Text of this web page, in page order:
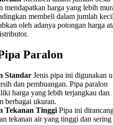
mendapatkan harga yang lebih
membeli dalam jumlah
oleh adanya potongan harga
Paralon
Standar Jenis pipa ini digunakan
dan pembuangan. Pipa paralon
harga yang lebih terjangkau dan
berbagai ukuran.
Tekanan Tinggi Pipa ini
tekanan air yang tinggi dan sering